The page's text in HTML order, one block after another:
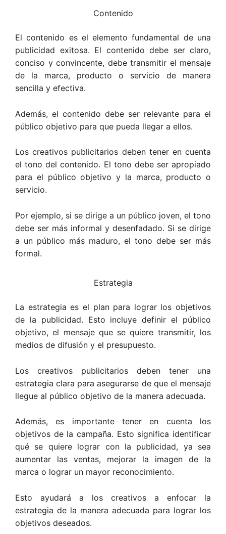
Contenido
El contenido es el elemento fundamental de una
publicidad exitosa. El contenido debe ser claro,
conciso y convincente, debe transmitir el mensaje
de la marca, producto o servicio de manera
sencilla y efectiva.
Además, el contenido debe ser relevante para el
público objetivo para que pueda llegar a ellos.
Los creativos publicitarios deben tener en cuenta
el tono del contenido. El tono debe ser apropiado
para el público objetivo y la marca, producto o
servicio.
Por ejemplo, si se dirige a un público joven, el tono
debe ser más informal y desenfadado. Si se dirige
a un público más maduro, el tono debe ser más
formal.
Estrategia
La estrategia es el plan para lograr los objetivos
de la publicidad. Esto incluye definir el público
objetivo, el mensaje que se quiere transmitir, los
medios de difusión y el presupuesto.
Los creativos publicitarios deben tener una
estrategia clara para asegurarse de que el mensaje
llegue al público objetivo de la manera adecuada.
Además, es importante tener en cuenta los
objetivos de la campaña. Esto significa identificar
qué se quiere lograr con la publicidad, ya sea
aumentar las ventas, mejorar la imagen de la
marca o lograr un mayor reconocimiento.
Esto ayudará a los creativos a enfocar la
estrategia de la manera adecuada para lograr los
objetivos deseados.